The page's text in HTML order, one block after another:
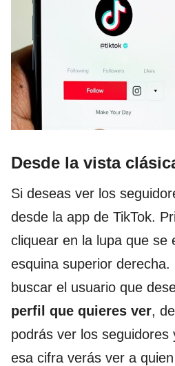
Desde la vista
Si deseas ver los
desde la app de TikTok.
cliquear en la lupa que se
esquina superior
buscar el usuario que
perfil que quieres ver,
podrás ver los seguidores
esa cifra verás ver a